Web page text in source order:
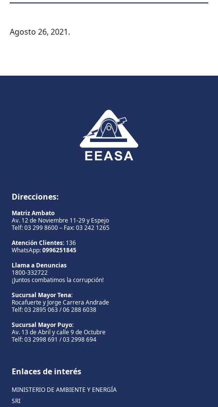
Agosto 26, 2021.
Direcciones:
Matriz Ambato
Av. 12 de Noviembre 11-29 y Espejo
Telf: 03 299 8600 – Fax: 03 242 1265
Atención Clientes: 136
WhatsApp:0996251845
Llama a Denuncias
1800-332722
¡Juntos combatimos la corrupción!
Sucursal Mayor Tena:
Rocafuerte y Jorge Carrera Andrade
Telf: 03 2895 063 / 06 288 6038
Sucursal Mayor Puyo:
Av. 13 de Abril y calle 9 de Octubre
Telf: 03 2998 691 / 03 2998 694
Enlaces de interés
MINISTERIO DE AMBIENTE Y ENERGÍA
SRI